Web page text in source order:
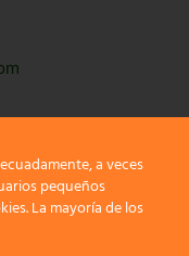
a veces
pequeños
La mayoría de los